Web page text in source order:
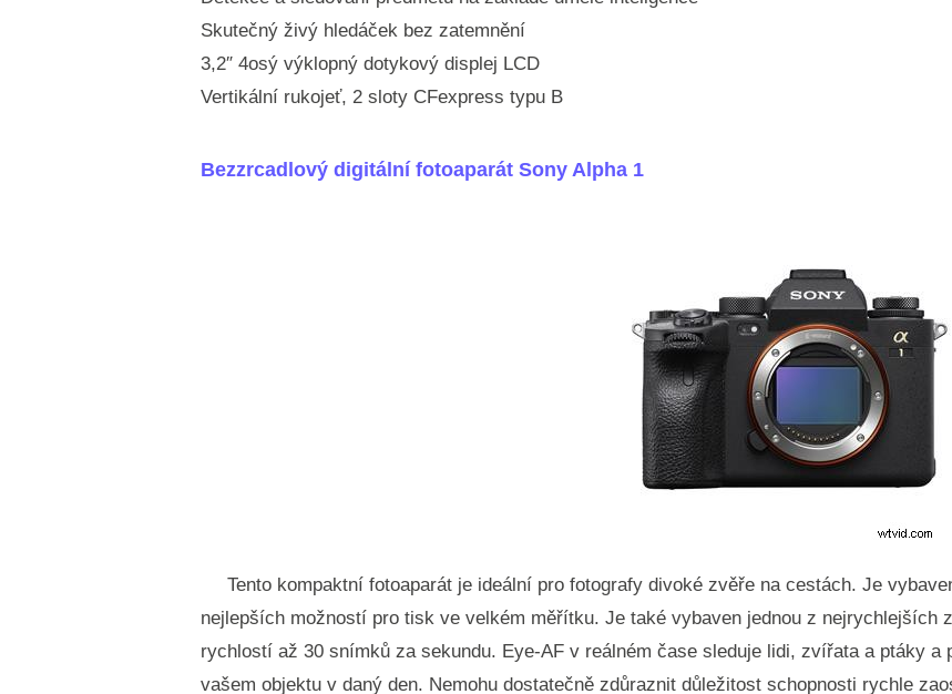
Skutečný živý hledáček bez zatemnění
3,2″ 4osý výklopný dotykový displej LCD
Vertikální rukojeť, 2 sloty CFexpress typu B
Bezzrcadlový digitální fotoaparát Sony Alpha 1
Tento kompaktní fotoaparát je ideální pro fotografy divoké zvěře na cestách. Je
nejlepších možností pro tisk ve velkém měřítku. Je také vybaven jednou z nejrychlejších
rychlostí až 30 snímků za sekundu. Eye-AF v reálném čase sleduje lidi, zvířata a ptáky
vašem objektu v daný den. Nemohu dostatečně zdůraznit důležitost schopnosti rychle